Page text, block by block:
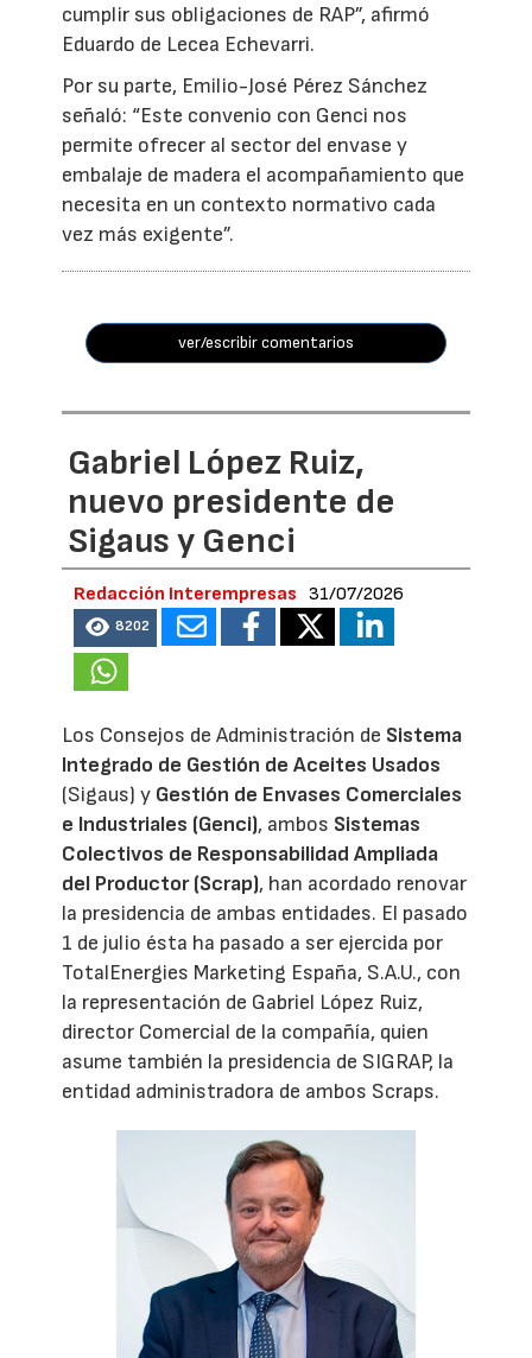
cumplir sus obligaciones de RAP”, afirmó
Eduardo de Lecea Echevarri.
Por su parte, Emilio-José Pérez Sánchez
señaló: “Este convenio con Genci nos
permite ofrecer al sector del envase y
embalaje de madera el acompañamiento que
necesita en un contexto normativo cada
vez más exigente”.
ver/escribir comentarios
Gabriel López Ruiz,
nuevo presidente de
Sigaus y Genci
Redacción Interempresas 31/07/2026
8202
Los Consejos de Administración de Sistema
Integrado de Gestión de Aceites Usados
(Sigaus) y Gestión de Envases Comerciales
e Industriales (Genci), ambos Sistemas
Colectivos de Responsabilidad Ampliada
del Productor (Scrap), han acordado renovar
la presidencia de ambas entidades. El pasado
1 de julio ésta ha pasado a ser ejercida por
TotalEnergies Marketing España, S.A.U., con
la representación de Gabriel López Ruiz,
director Comercial de la compañía, quien
asume también la presidencia de SIGRAP, la
entidad administradora de ambos Scraps.